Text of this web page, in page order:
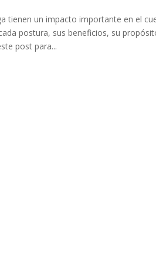
tienen un impacto importante en el
postura, sus beneficios, su
post para...